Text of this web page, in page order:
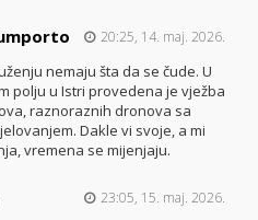
20:25, 14. maj. 2026.
nemaju šta da se čude. U
polju u Istri provedena je vježba
raznoraznih dronova sa
Dakle vi svoje, a mi
vremena se mijenjaju.
23:05, 15. maj. 2026.